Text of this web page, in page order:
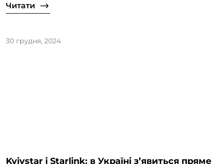
Читати
30 грудня, 2024
Kyivstar і Starlink: в Україні з’явиться пряме